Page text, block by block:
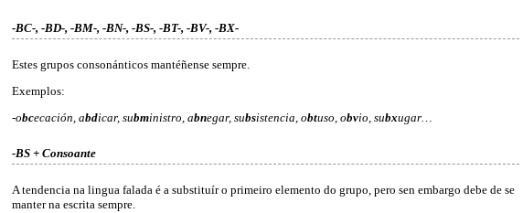
-BC-, -BD-, -BM-, -BN-, -BS-, -BT-, -BV-, -BX-
Estes grupos consonánticos mantéñense sempre.
Exemplos:
-obcecación, abdicar, subministro, abnegar, subsistencia, obtuso, obvio, subxugar…
-BS + Consoante
A tendencia na lingua falada é a substituír o primeiro elemento do grupo, pero sen embargo debe de se
manter na escrita sempre.